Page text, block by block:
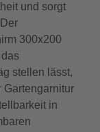
und sorgt
300x200
stellen lässt,
Gartengarnitur
in